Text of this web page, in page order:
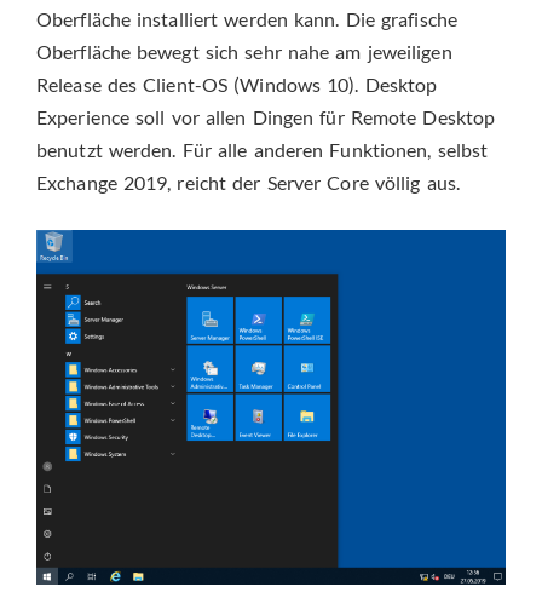
Oberfläche installiert werden kann. Die grafische
Oberfläche bewegt sich sehr nahe am jeweiligen
Release des Client-OS (Windows 10). Desktop
Experience soll vor allen Dingen für Remote Desktop
benutzt werden. Für alle anderen Funktionen, selbst
Exchange 2019, reicht der Server Core völlig aus.